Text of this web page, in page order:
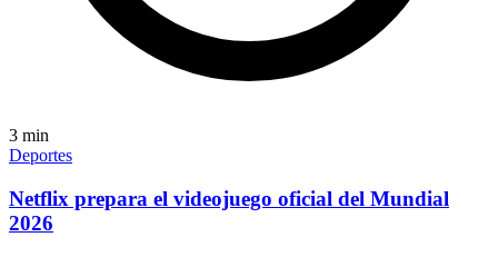
3 min
Deportes
Netflix prepara el videojuego oficial del Mundial
2026